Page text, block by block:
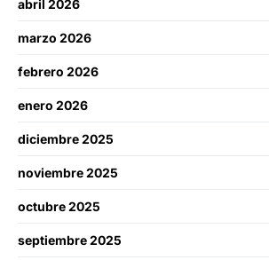
abril 2026
marzo 2026
febrero 2026
enero 2026
diciembre 2025
noviembre 2025
octubre 2025
septiembre 2025